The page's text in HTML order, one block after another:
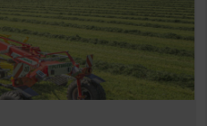
Puede bloquear estas